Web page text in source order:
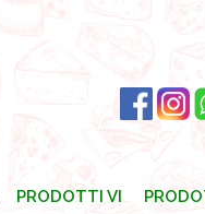
PRODOTTI VI